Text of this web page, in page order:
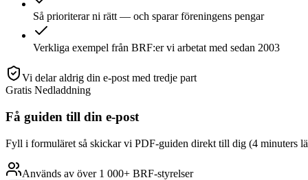
Så prioriterar ni rätt — och sparar föreningens pengar
Verkliga exempel från BRF:er vi arbetat med sedan 2003
Vi delar aldrig din e-post med tredje part
Gratis Nedladdning
Få guiden till din e-post
Fyll i formuläret så skickar vi PDF-guiden direkt till dig (4 minuters
Används av över 1 000+ BRF-styrelser